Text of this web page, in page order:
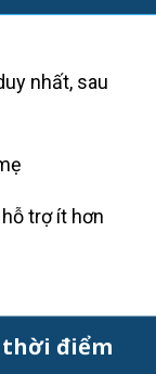
thời điểm
nhất, sau
trợ ít hơn